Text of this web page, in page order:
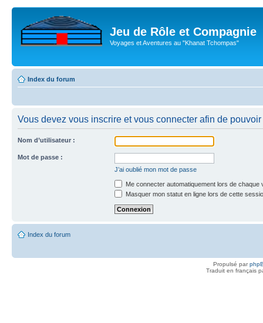
Jeu de Rôle et Compagnie
Voyages et Aventures au "Khanat Tchompas"
Index du forum
Vous devez vous inscrire et vous connecter afin de
Nom d’utilisateur :
Mot de passe :
J’ai oublié mon mot de passe
Me connecter automatiquement lors de chaque
Masquer mon statut en ligne lors de cette
Index du forum
Propulsé par
Traduit en français